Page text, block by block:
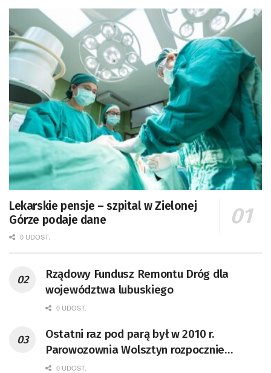
Lekarskie pensje – szpital w Zielonej
Górze podaje dane
0 UDOST.
Rządowy Fundusz Remontu Dróg dla
województwa lubuskiego
0 UDOST.
Ostatni raz pod parą był w 2010 r.
Parowozownia Wolsztyn rozpocznie
remont unikatowego Tr5-65
0 UDOST.